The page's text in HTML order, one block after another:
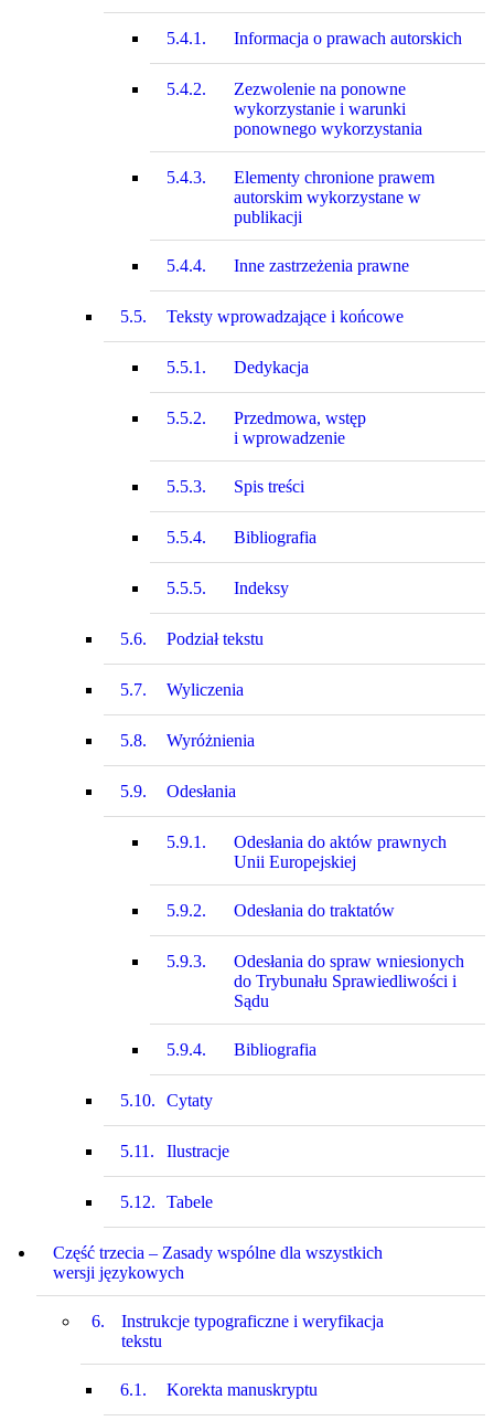
5.4.1. Informacja o prawach autorskich
5.4.2.
Zezwolenie na ponowne
wykorzystanie i warunki
ponownego wykorzystania
5.4.3.
Elementy chronione prawem
autorskim wykorzystane w
publikacji
5.4.4. Inne zastrzeżenia prawne
5.5. Teksty wprowadzające i końcowe
5.5.1. Dedykacja
5.5.2.
Przedmowa, wstęp
i wprowadzenie
5.5.3. Spis treści
5.5.4. Bibliografia
5.5.5. Indeksy
5.6. Podział tekstu
5.7. Wyliczenia
5.8. Wyróżnienia
5.9. Odesłania
5.9.1.
Odesłania do aktów prawnych
Unii Europejskiej
5.9.2. Odesłania do traktatów
5.9.3.
Odesłania do spraw wniesionych
do Trybunału Sprawiedliwości i
Sądu
5.9.4. Bibliografia
5.10. Cytaty
5.11. Ilustracje
5.12. Tabele
Część trzecia – Zasady wspólne dla wszystkich
wersji językowych
6.
Instrukcje typograficzne i weryfikacja
tekstu
6.1. Korekta manuskryptu